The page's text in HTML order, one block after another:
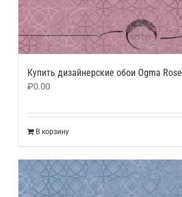
Купить дизайнерские обои Ogma Rose
₽0.00
В корзину